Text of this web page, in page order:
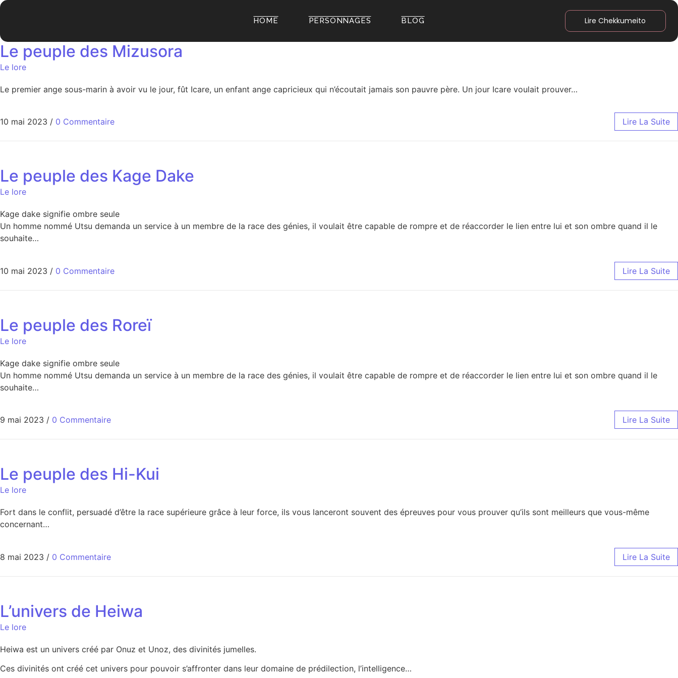
HOME PERSONNAGES BLOG Lire Chekkumeito
Le peuple des Mizusora
Le lore
Le premier ange sous-marin à avoir vu le jour, fût Icare, un enfant ange capricieux qui n’écoutait jamais son pauvre père. Un jour Icare voulait prouver…
10 mai 2023 / 0 Commentaire Lire La Suite
Le peuple des Kage Dake
Le lore
Kage dake signifie ombre seule
Un homme nommé Utsu demanda un service à un membre de la race des génies, il voulait être capable de rompre et de réaccorder le lien entre lui et son ombre quand il le
souhaite…
10 mai 2023 / 0 Commentaire Lire La Suite
Le peuple des Roreï
Le lore
Kage dake signifie ombre seule
Un homme nommé Utsu demanda un service à un membre de la race des génies, il voulait être capable de rompre et de réaccorder le lien entre lui et son ombre quand il le
souhaite…
9 mai 2023 / 0 Commentaire Lire La Suite
Le peuple des Hi-Kui
Le lore
Fort dans le conflit, persuadé d’être la race supérieure grâce à leur force, ils vous lanceront souvent des épreuves pour vous prouver qu’ils sont meilleurs que vous-même
concernant…
8 mai 2023 / 0 Commentaire Lire La Suite
L’univers de Heiwa
Le lore
Heiwa est un univers créé par Onuz et Unoz, des divinités jumelles.
Ces divinités ont créé cet univers pour pouvoir s’affronter dans leur domaine de prédilection, l’intelligence…